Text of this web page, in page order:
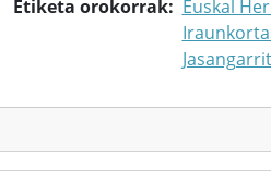
Etiketa orokorrak
Euskal